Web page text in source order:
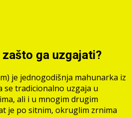
ga uzgajati?
je jednogodišnja mahunarka iz
se tradicionalno uzgaja u
ali i u mnogim drugim
je po sitnim, okruglim zrnima